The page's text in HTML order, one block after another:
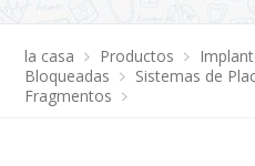
la casa Productos
Bloqueadas
Sistemas de
Fragmentos